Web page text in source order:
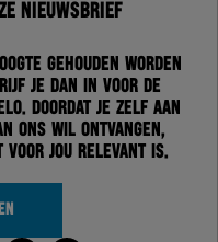
nieuwsbrief
gehouden worden
je dan in voor de
Doordat je zelf aan
ons wil ontvangen,
voor jou relevant is.